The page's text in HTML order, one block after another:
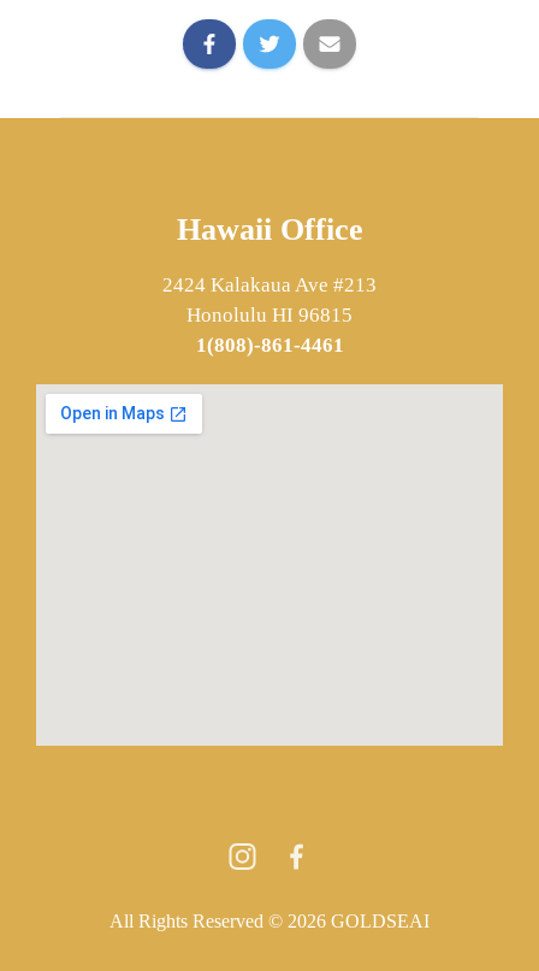
Hawaii Office
2424 Kalakaua Ave #213
Honolulu HI 96815
1(808)-861-4461
All Rights Reserved © 2026 GOLDSEAI